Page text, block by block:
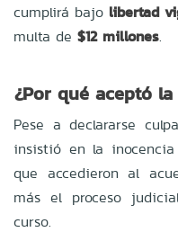
cumplirá bajo libertad
multa de $12 millones.
¿Por qué aceptó
Pese a declararse
insistió en la inocencia
que accedieron al
más el proceso
curso.